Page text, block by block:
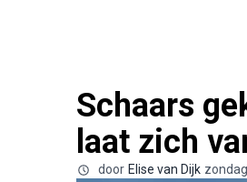
Schaars
laat zich
door Elise van Dijk